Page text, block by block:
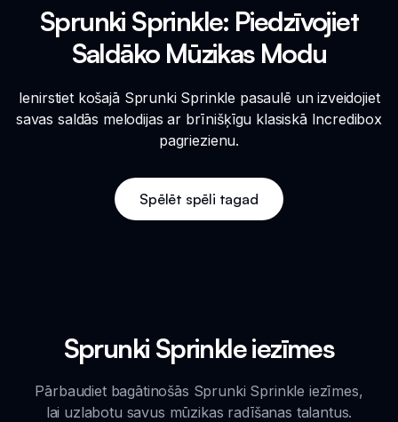
Sprunki Sprinkle: Piedzīvojiet
Saldāko Mūzikas Modu
Ienirstiet košajā Sprunki Sprinkle pasaulē un izveidojiet
savas saldās melodijas ar brīnišķīgu klasiskā Incredibox
pagriezienu.
Spēlēt spēli tagad
Sprunki Sprinkle iezīmes
Pārbaudiet bagātinošās Sprunki Sprinkle iezīmes,
lai uzlabotu savus mūzikas radīšanas talantus.